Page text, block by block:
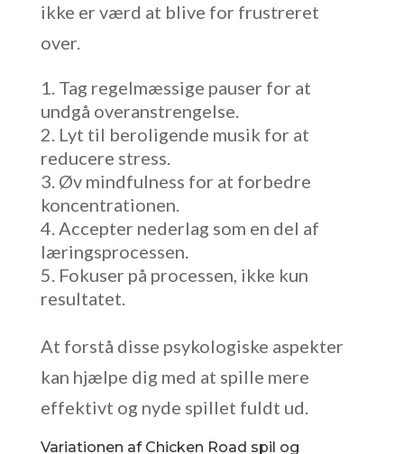
ikke er værd at blive for frustreret
over.
Tag regelmæssige pauser for at
undgå overanstrengelse.
Lyt til beroligende musik for at
reducere stress.
Øv mindfulness for at forbedre
koncentrationen.
Accepter nederlag som en del af
læringsprocessen.
Fokuser på processen, ikke kun
resultatet.
At forstå disse psykologiske aspekter
kan hjælpe dig med at spille mere
effektivt og nyde spillet fuldt ud.
Variationen af Chicken Road spil og